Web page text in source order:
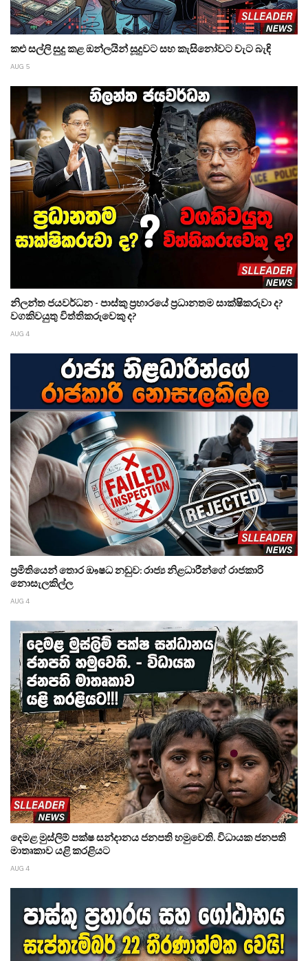
කළු සල්ලි සුදු කළ ඔන්ලයින් සූදුවට සහ කැසිනෝවට වැට බැඳි
AUG 5
නිලන්ත ජයවර්ධන - පාස්කු ප්‍රහාරයේ ප්‍රධානතම සාක්ෂිකරුවා ද?
වගකිවයුතු විත්තිකරුවෙකු ද?
AUG 4
ප්‍රමිතියෙන් තොර ඖෂධ නඩුව: රාජ්‍ය නිළධාරීන්ගේ රාජකාරි
නොසැලකිල්ල
AUG 4
දෙමළ මුස්ලිම් පක්ෂ සන්දානය ජනපති හමුවෙති. විධායක ජනපති
මාතෘකාව යළි කරළියට
AUG 4